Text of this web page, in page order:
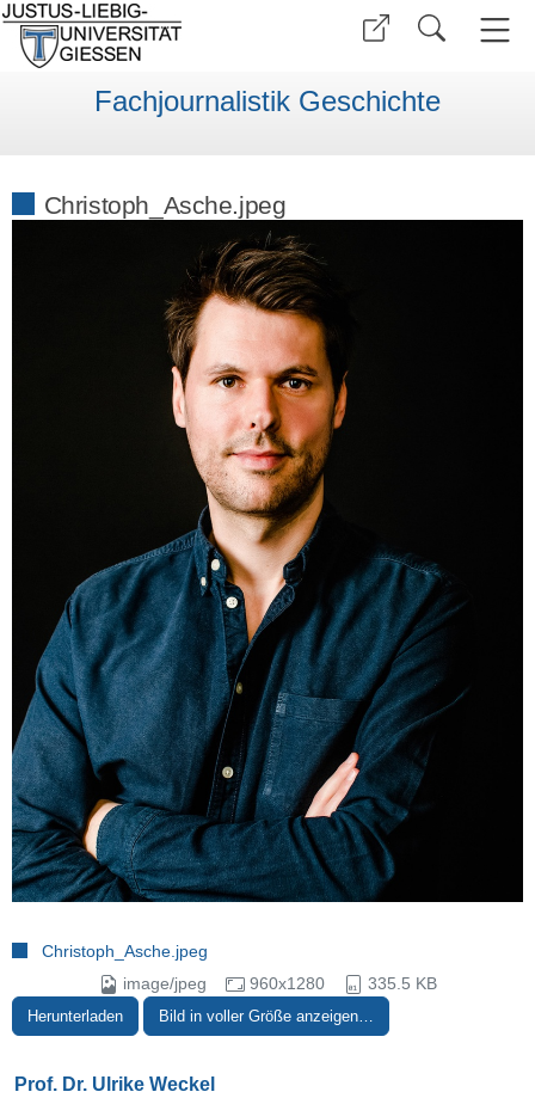
Fachjournalistik Geschichte
Christoph_Asche.jpeg
Christoph_Asche.jpeg
image/jpeg
960x1280 335.5 KB
Herunterladen Bild in voller Größe anzeigen…
Prof. Dr. Ulrike Weckel